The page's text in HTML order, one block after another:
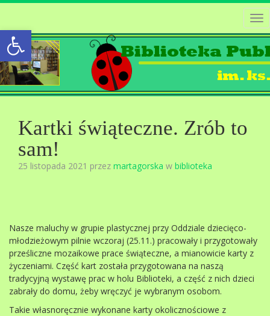
Open toolbar
Kartki świąteczne. Zrób to
sam!
25 listopada 2021 przez martagorska w biblioteka
Nasze maluchy w grupie plastycznej przy Oddziale dziecięco-
młodzieżowym pilnie wczoraj (25.11.) pracowały i przygotowały
prześliczne mozaikowe prace świąteczne, a mianowicie karty z
życzeniami. Część kart została przygotowana na naszą
tradycyjną wystawę prac w holu Biblioteki, a część z nich dzieci
zabrały do domu, żeby wręczyć je wybranym osobom.
Takie własnoręcznie wykonane karty okolicznościowe z